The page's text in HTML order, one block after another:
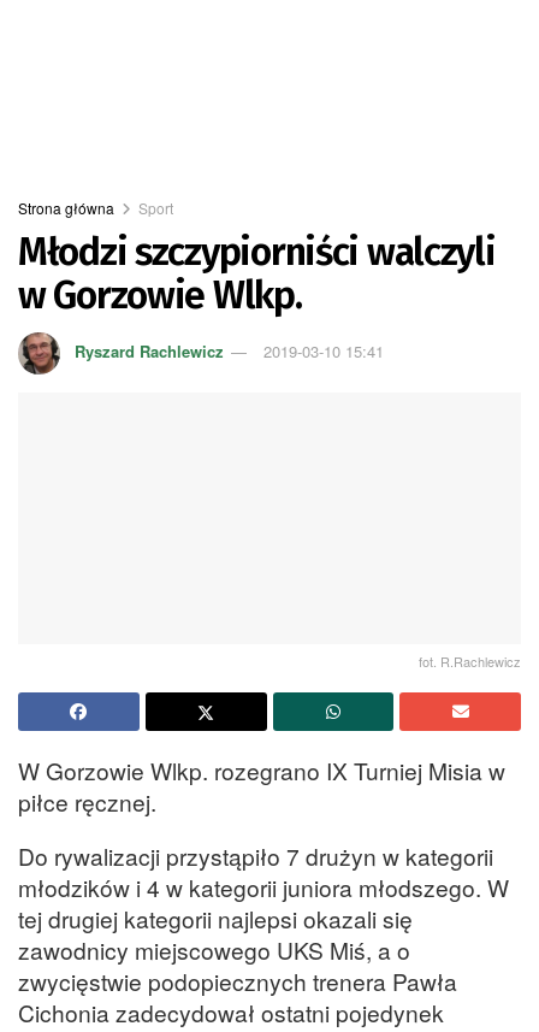
Strona główna Sport
Młodzi szczypiorniści walczyli
w Gorzowie Wlkp.
Ryszard Rachlewicz 2019-03-10 15:41
fot. R.Rachlewicz
W Gorzowie Wlkp. rozegrano IX Turniej Misia w
piłce ręcznej.
Do rywalizacji przystąpiło 7 drużyn w kategorii
młodzików i 4 w kategorii juniora młodszego. W
tej drugiej kategorii najlepsi okazali się
zawodnicy miejscowego UKS Miś, a o
zwycięstwie podopiecznych trenera Pawła
Cichonia zadecydował ostatni pojedynek